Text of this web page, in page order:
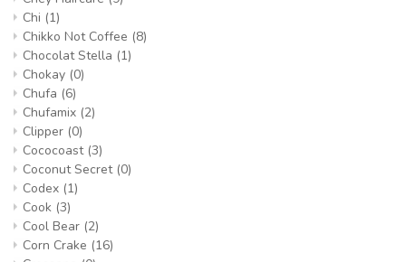
Chi (1)
Chikko Not Coffee (8)
Chocolat Stella (1)
Chokay (0)
Chufa (6)
Chufamix (2)
Clipper (0)
Cococoast (3)
Coconut Secret (0)
Codex (1)
Cook (3)
Cool Bear (2)
Corn Crake (16)